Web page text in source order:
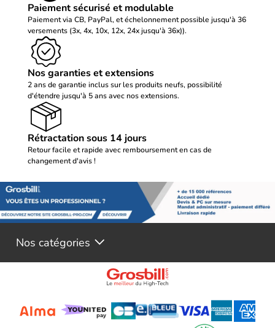
Paiement sécurisé et modulable
Paiement via CB, PayPal, et échelonnement possible jusqu'à 36
versements (3x, 4x, 10x, 12x, 24x jusqu'à 36x)).
Nos garanties et extensions
2 ans de garantie inclus sur les produits neufs, possibilité
d'étendre jusqu'à 5 ans avec nos extensions.
Rétractation sous 14 jours
Retour facile et rapide avec remboursement en cas de
changement d'avis !
Nos catégories